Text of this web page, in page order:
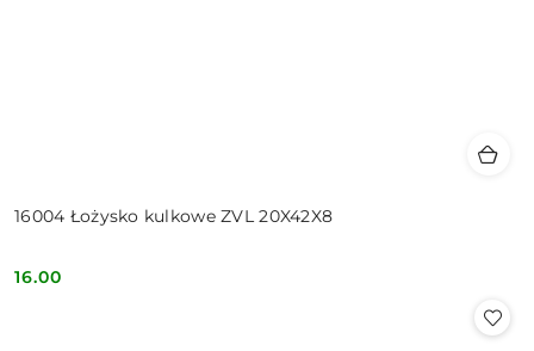
16004 Łożysko kulkowe ZVL 20X42X8
Cena:
16.00